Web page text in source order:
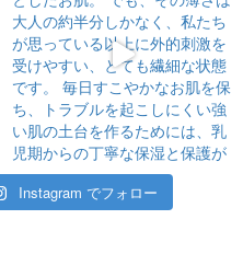
Instagram でフォロー